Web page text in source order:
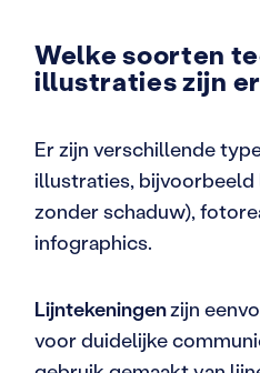
Welke soorten
illustraties zijn er
Er zijn verschillende
illustraties,
zonder schaduw),
infographics.
Lijntekeningenzijn
voor duidelijke